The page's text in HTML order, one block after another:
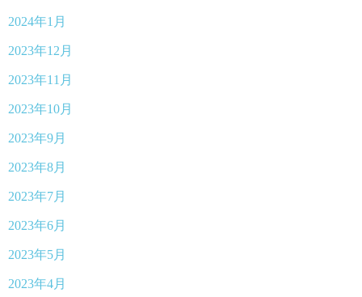
2024年1月
2023年12月
2023年11月
2023年10月
2023年9月
2023年8月
2023年7月
2023年6月
2023年5月
2023年4月